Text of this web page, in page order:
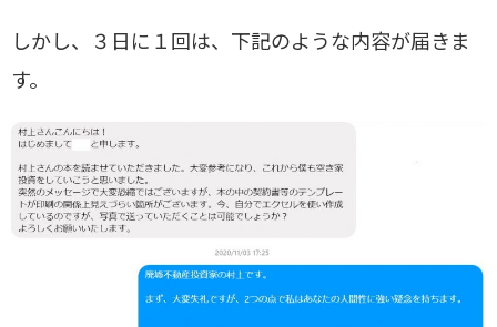
しかし、３日に１回は、下記のような内容が届きま
す。